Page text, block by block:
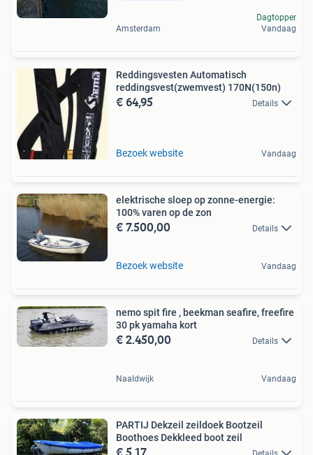
Amsterdam
Dagtopper
Vandaag
Reddingsvesten Automatisch
reddingsvest(zwemvest) 170N(150n)
€ 64,95 Details
Bezoek website Vandaag
elektrische sloep op zonne-energie:
100% varen op de zon
€ 7.500,00 Details
Bezoek website Vandaag
nemo spit fire , beekman seafire, freefire
30 pk yamaha kort
€ 2.450,00 Details
Naaldwijk Vandaag
PARTIJ Dekzeil zeildoek Bootzeil
Boothoes Dekkleed boot zeil